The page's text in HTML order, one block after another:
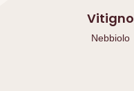
Vitigno
Nebbiolo